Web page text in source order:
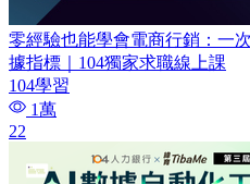
零經驗也能學會電商行銷：一
據指標｜104獨家求職線上課
104學習
1萬
22